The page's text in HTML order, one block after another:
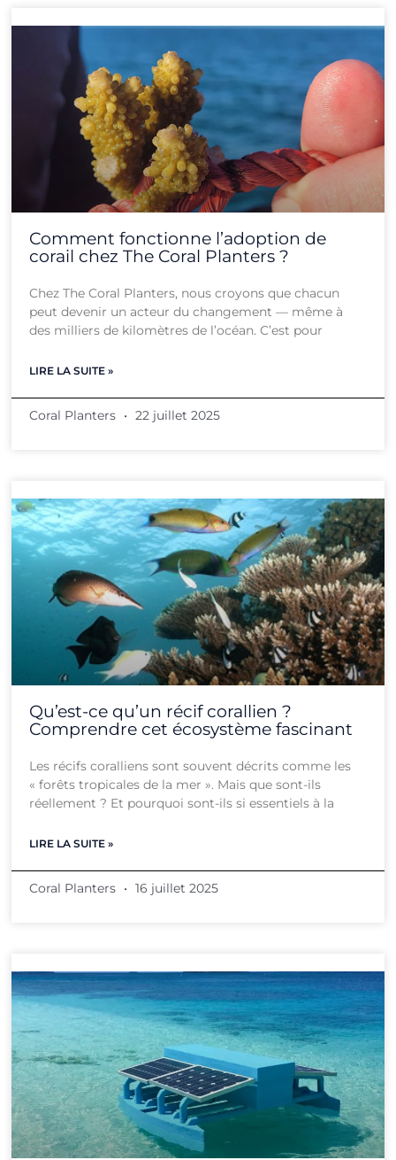
Comment fonctionne l’adoption de
corail chez The Coral Planters ?
Chez The Coral Planters, nous croyons que chacun
peut devenir un acteur du changement — même à
des milliers de kilomètres de l’océan. C’est pour
LIRE LA SUITE »
Coral Planters 22 juillet 2025
Qu’est-ce qu’un récif corallien ?
Comprendre cet écosystème fascinant
Les récifs coralliens sont souvent décrits comme les
« forêts tropicales de la mer ». Mais que sont-ils
réellement ? Et pourquoi sont-ils si essentiels à la
LIRE LA SUITE »
Coral Planters 16 juillet 2025